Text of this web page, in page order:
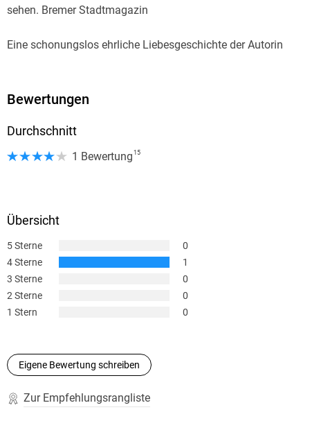
sehen. Bremer Stadtmagazin
Eine schonungslos ehrliche Liebesgeschichte der Autorin
Prozent empfehlen kann. Maja, Ostsee-Zeitung
Eine sehr prickelnde Lektüre (. . .) Ich konnte das Buch kaum
Bewertungen
Durchschnitt
1 Bewertung 15
Übersicht
5 Sterne
0
4 Sterne
1
3 Sterne
0
2 Sterne
0
1 Stern
0
Eigene Bewertung schreiben
Zur Empfehlungsrangliste